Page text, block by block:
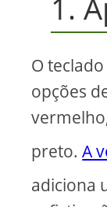
O
opções
preto.A
adiciona